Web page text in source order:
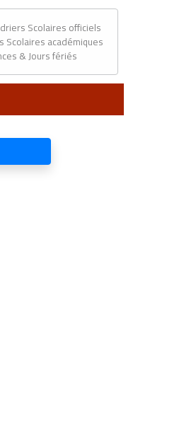
Scolaires officiels
Scolaires académiques
& Jours fériés